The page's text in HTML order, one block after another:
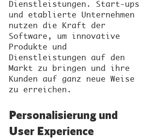
Dienstleistungen. Start-ups
und etablierte Unternehmen
nutzen die Kraft der
Software, um innovative
Produkte und
Dienstleistungen auf den
Markt zu bringen und ihre
Kunden auf ganz neue Weise
zu erreichen.
Personalisierung und
User Experience